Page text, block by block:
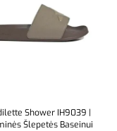
Shower IH9039 |
Šlepetės Baseinui